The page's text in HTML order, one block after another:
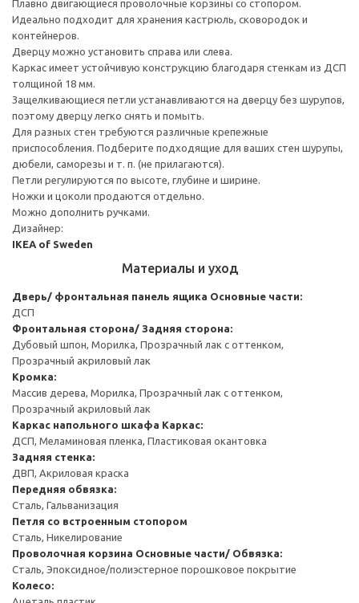
Плавно двигающиеся проволочные корзины со стопором.
Идеально подходит для хранения кастрюль, сковородок и
контейнеров.
Дверцу можно установить справа или слева.
Каркас имеет устойчивую конструкцию благодаря стенкам из ДСП
толщиной 18 мм.
Защелкивающиеся петли устанавливаются на дверцу без шурупов,
поэтому дверцу легко снять и помыть.
Для разных стен требуются различные крепежные
приспособления. Подберите подходящие для ваших стен шурупы,
дюбели, саморезы и т. п. (не прилагаются).
Петли регулируются по высоте, глубине и ширине.
Ножки и цоколи продаются отдельно.
Можно дополнить ручками.
Дизайнер:
IKEA of Sweden
Материалы и уход
Дверь/ фронтальная панель ящика Основные части:
ДСП
Фронтальная сторона/ Задняя сторона:
Дубовый шпон, Морилка, Прозрачный лак с оттенком,
Прозрачный акриловый лак
Кромка:
Массив дерева, Морилка, Прозрачный лак с оттенком,
Прозрачный акриловый лак
Каркас напольного шкафа Каркас:
ДСП, Меламиновая пленка, Пластиковая окантовка
Задняя стенка:
ДВП, Акриловая краска
Передняя обвязка:
Сталь, Гальванизация
Петля со встроенным стопором
Сталь, Никелирование
Проволочная корзина Основные части/ Обвязка:
Сталь, Эпоксидное/полиэстерное порошковое покрытие
Колесо: